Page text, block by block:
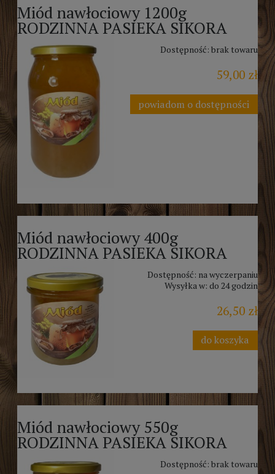
Miód nawłociowy 1200g
RODZINNA PASIEKA SIKORA
Dostępność: brak towaru
59,00 zł
powiadom o dostępności
Miód nawłociowy 400g
RODZINNA PASIEKA SIKORA
Dostępność: na wyczerpaniu
Wysyłka w: do 24 godzin
26,50 zł
do koszyka
Miód nawłociowy 550g
RODZINNA PASIEKA SIKORA
Dostępność: brak towaru